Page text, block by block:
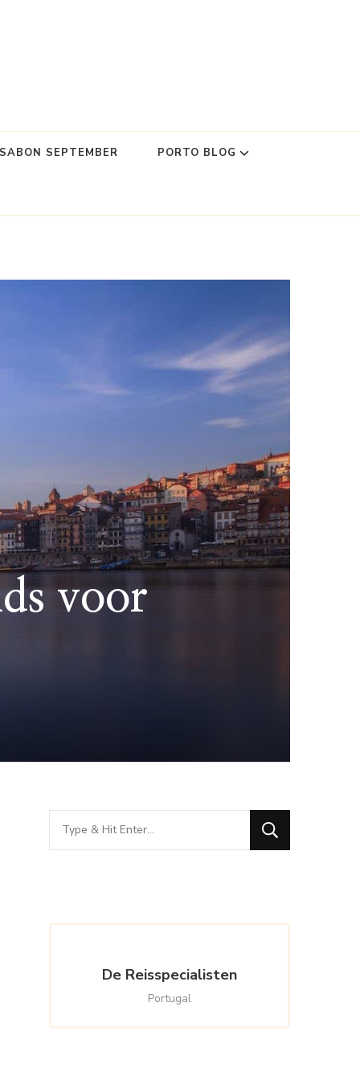
SEPTEMBER PORTO BLOG
voor
Looking
for
De Reisspecialisten
Portugal